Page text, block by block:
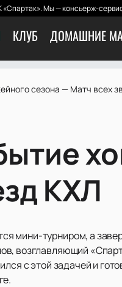
Мы — консьерж-
КЛУБ ДОМАШНИЕ
сезона — Матч всех
КХЛ
мини-турниром, а
возглавляющий
с этой задачей и